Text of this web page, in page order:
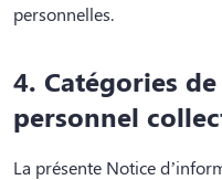
personnelles.
4. Catégories
personnel
La présente Notice